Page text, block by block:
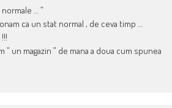
… ”
ca un stat normal , de ceva timp …
un magazin ” de mana a doua cum spunea